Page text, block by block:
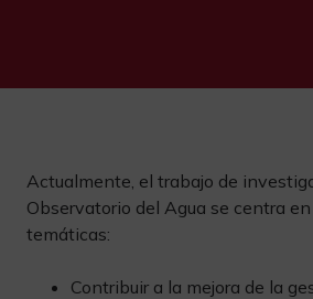
Actualmente, el trabajo de
Observatorio del Agua se centra
temáticas:
Contribuir a la mejora de la